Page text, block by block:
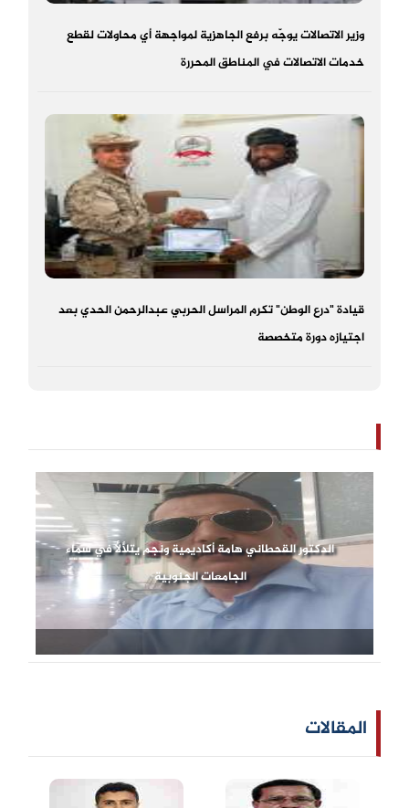
وزير الاتصالات يوجّه برفع الجاهزية لمواجهة أي محاولات لقطع
خدمات الاتصالات في المناطق المحررة
قيادة "درع الوطن" تكرم المراسل الحربي عبدالرحمن الحدي بعد
اجتيازه دورة متخصصة
الدكتور القحطاني هامة أكاديمية ونجم يتلألأ في سماء
الجامعات الجنوبية
المقالات